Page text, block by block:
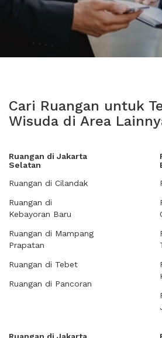
Cari Ruangan untuk
Wisuda di Area
Ruangan di Jakarta
Selatan
Ruangan di Cilandak
Ruangan di
Kebayoran Baru
Ruangan di Mampang
Prapatan
Ruangan di Tebet
Ruangan di Pancoran